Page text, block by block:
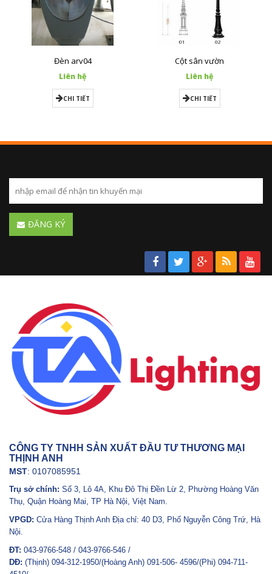
Đèn arv04
Liên hệ
CHI TIẾT
Cột sân vườn
Liên hệ
CHI TIẾT
ĐĂNG KÝ
CÔNG TY TNHH SẢN XUẤT ĐẦU TƯ THƯƠNG MẠI
THỊNH ANH
MST: 0107085951
Trụ sở chính: Số 3, Lô 4A, Khu Đô Thị Đền Lừ 2, Phường Hoàng Văn
Thụ, Quận Hoàng Mai, TP Hà Nội, Việt Nam.
VPGD: Cửa Hàng Thịnh Anh Địa chỉ: 40 D3, Phố Nguyễn Công Trứ, Hà
Nội.
ĐT: 043-9766-548 / 043-9766-546 /
DĐ: (Thịnh) 094-312-1950/(Hoàng Anh) 091-506- 4596/(Phi) 094-711-